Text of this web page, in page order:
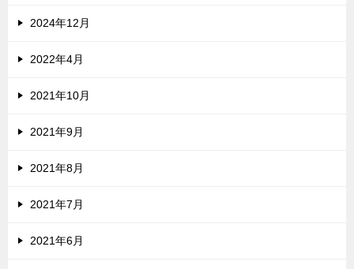
2024年12月
2022年4月
2021年10月
2021年9月
2021年8月
2021年7月
2021年6月